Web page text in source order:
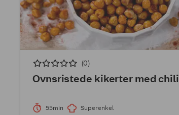
(0)
Ovnsristede kikerter med chili
55min Superenkel